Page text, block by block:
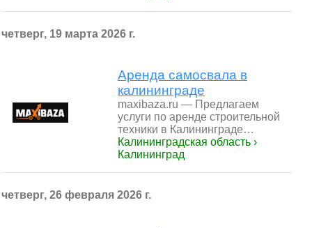
четверг, 19 марта 2026 г.
Аренда самосвала в
калининграде
maxibaza.ru — Предлагаем
услуги по аренде строительной
техники в Калининграде…
Калининградская область ›
Калининград
четверг, 26 февраля 2026 г.